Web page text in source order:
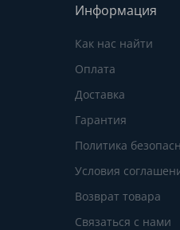
Информация
Как нас найти
Оплата
Доставка
Гарантия
Политика
Условия
Возврат товара
Связаться с нами